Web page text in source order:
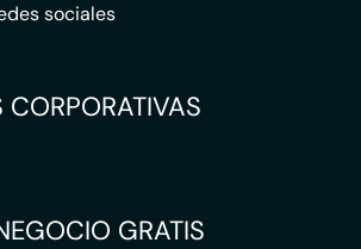
sociales
CORPORATIVAS
GRATIS